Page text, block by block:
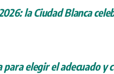
la Ciudad Blanca
elegir el adecuado y